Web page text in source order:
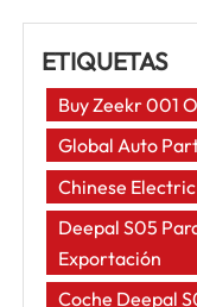
ETIQUETAS
Buy Zeekr 001
Global Auto
Chinese
Deepal S05
Exportación
Coche Deepal